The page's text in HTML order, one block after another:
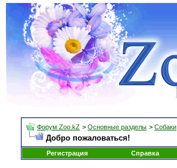
Форум Zoo.kZ > Основные разделы > Собаки
Добро пожаловаться!
Регистрация Справка